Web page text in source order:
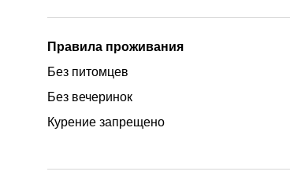
Правила проживания
Без питомцев
Без вечеринок
Курение запрещено